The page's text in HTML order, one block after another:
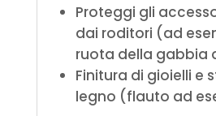
Proteggi gli
dai roditori (ad
ruota della gabbia
Finitura di gioielli e
legno (flauto ad